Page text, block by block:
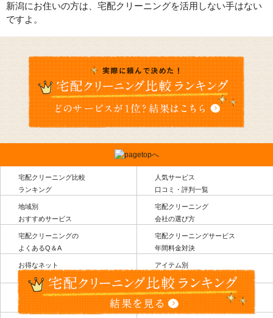
新潟にお住いの方は、宅配クリーニングを活用しない手はない
ですよ。
宅配クリーニング比較
ランキング
人気サービス
口コミ・評判一覧
地域別
おすすめサービス
宅配クリーニング
会社の選び方
宅配クリーニングの
よくあるQ＆A
宅配クリーニングサービス
年間料金対決
お得なネット
クリーニングサービス
アイテム別
宅配クリーニングのコツ
クリーニングの基礎知識 基礎から学べる洗濯講座